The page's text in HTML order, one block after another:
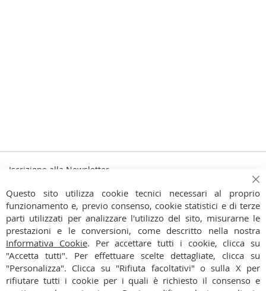
Iscrizione alla Newsletter
alla
nostra
Newsletter:
Iscriviti
Ho preso visione dell'Informativa Privacy
CONTATTI
CONDIZIONI
Questo sito utilizza cookie tecnici necessari al proprio
funzionamento e, previo consenso, cookie statistici e di terze
parti utilizzati per analizzare l'utilizzo del sito, misurarne le
prestazioni e le conversioni, come descritto nella nostra
Informativa Cookie. Per accettare tutti i cookie, clicca su
"Accetta tutti". Per effettuare scelte dettagliate, clicca su
"Personalizza". Clicca su "Rifiuta facoltativi" o sulla X per
rifiutare tutti i cookie per i quali è richiesto il consenso e